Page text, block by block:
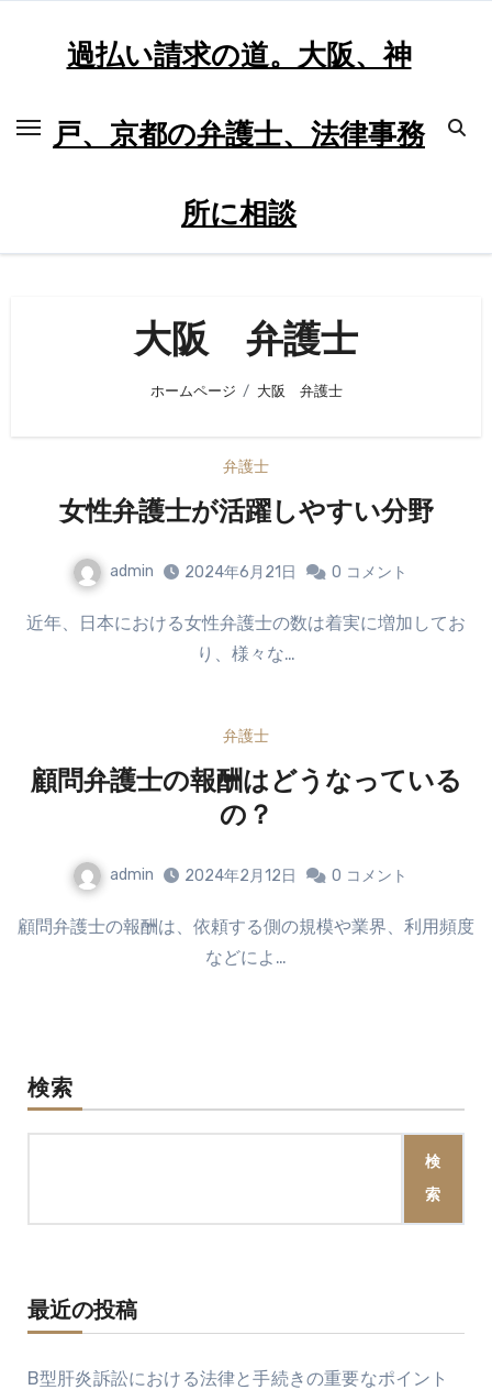
過払い請求の道。大阪、神
戸、京都の弁護士、法律事務
所に相談
大阪 弁護士
ホームページ 大阪 弁護士
弁護士
女性弁護士が活躍しやすい分野
admin 2024年6月21日 0 コメント
近年、日本における女性弁護士の数は着実に増加してお
り、様々な…
弁護士
顧問弁護士の報酬はどうなっている
の？
admin 2024年2月12日 0 コメント
顧問弁護士の報酬は、依頼する側の規模や業界、利用頻度
などによ…
検索
検
索
最近の投稿
B型肝炎訴訟における法律と手続きの重要なポイント